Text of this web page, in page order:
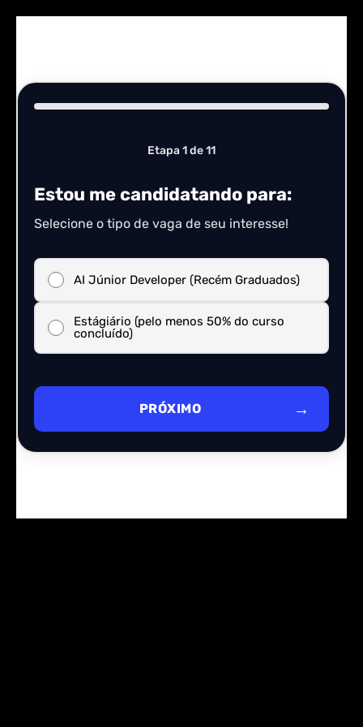
Etapa 1 de 11
Estou me candidatando para:
Selecione o tipo de vaga de seu interesse!
AI Júnior Developer (Recém Graduados)
Estágiário (pelo menos 50% do curso
concluído)
PRÓXIMO